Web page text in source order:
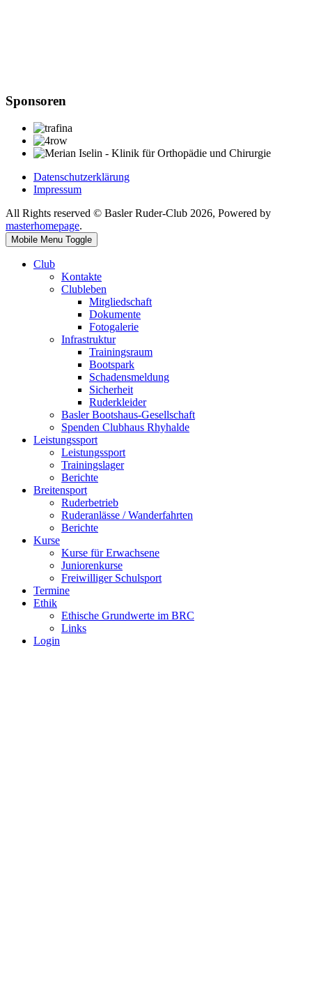
Sponsoren
Datenschutzerklärung
Impressum
All Rights reserved © Basler Ruder-Club 2026, Powered by
masterhomepage.
Mobile Menu Toggle
Club
Kontakte
Clubleben
Mitgliedschaft
Dokumente
Fotogalerie
Infrastruktur
Trainingsraum
Bootspark
Schadensmeldung
Sicherheit
Ruderkleider
Basler Bootshaus-Gesellschaft
Spenden Clubhaus Rhyhalde
Leistungssport
Leistungssport
Trainingslager
Berichte
Breitensport
Ruderbetrieb
Ruderanlässe / Wanderfahrten
Berichte
Kurse
Kurse für Erwachsene
Juniorenkurse
Freiwilliger Schulsport
Termine
Ethik
Ethische Grundwerte im BRC
Links
Login